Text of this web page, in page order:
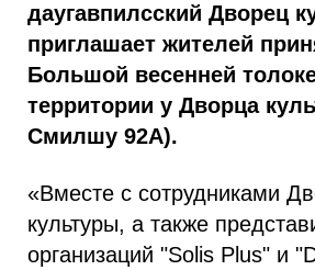
даугавпилсский Дворец
приглашает жителей
Большой весенней
территории у Дворца
Смилшу 92А).
«Вместе с сотрудниками
культуры, а также
организаций "Solis Plus" и